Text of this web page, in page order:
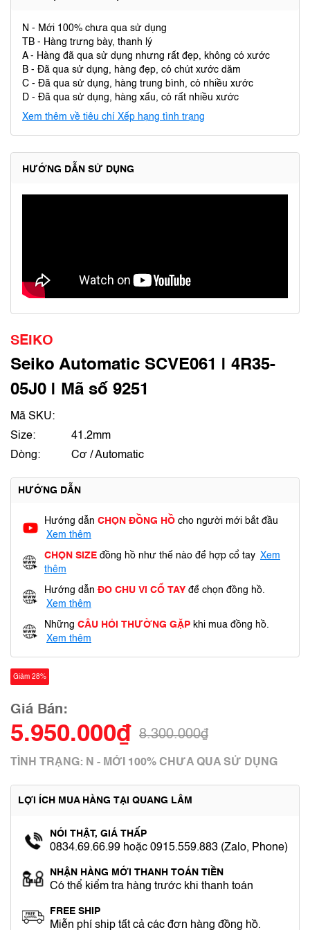
N - Mới 100% chưa qua sử dụng
TB - Hàng trưng bày, thanh lý
A - Hàng đã qua sử dụng nhưng rất đẹp, không có xước
B - Đã qua sử dụng, hàng đẹp, có chút xước dăm
C - Đã qua sử dụng, hàng trung bình, có nhiều xước
D - Đã qua sử dụng, hàng xấu, có rất nhiều xước
Xem thêm về tiêu chí Xếp hạng tình trạng
HƯỚNG DẪN SỬ DỤNG
SEIKO
Seiko Automatic SCVE061 | 4R35-
05J0 | Mã số 9251
Mã SKU:
Size:
41.2mm
Dòng:
Cơ / Automatic
HƯỚNG DẪN
Hướng dẫn CHỌN ĐỒNG HỒ cho người mới bắt đầu
Xem thêm
CHỌN SIZE đồng hồ như thế nào để hợp cổ tay Xem
thêm
Hướng dẫn ĐO CHU VI CỔ TAY để chọn đồng hồ.
Xem thêm
Những CÂU HỎI THƯỜNG GẶP khi mua đồng hồ.
Xem thêm
Giảm 28%
Giá Bán:
5.950.000₫ 8.300.000₫
TÌNH TRẠNG: N - MỚI 100% CHƯA QUA SỬ DỤNG
LỢI ÍCH MUA HÀNG TẠI QUANG LÂM
NÓI THẬT, GIÁ THẤP
0834.69.66.99 hoặc 0915.559.883 (Zalo, Phone)
NHẬN HÀNG MỚI THANH TOÁN TIỀN
Có thể kiểm tra hàng trước khi thanh toán
FREE SHIP
Miễn phí ship tất cả các đơn hàng đồng hồ.